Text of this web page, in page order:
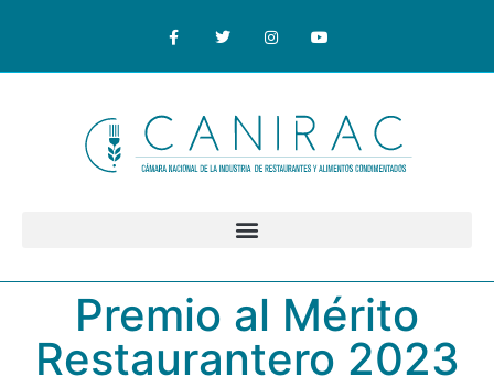
Premio al Mérito
Restaurantero 2023